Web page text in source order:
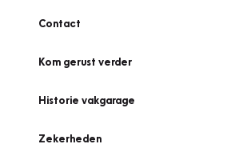
Contact
Kom gerust verder
Historie vakgarage
Zekerheden